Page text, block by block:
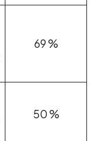
69 %
50 %